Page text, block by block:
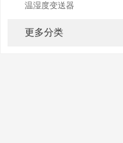
温湿度变送器
更多分类